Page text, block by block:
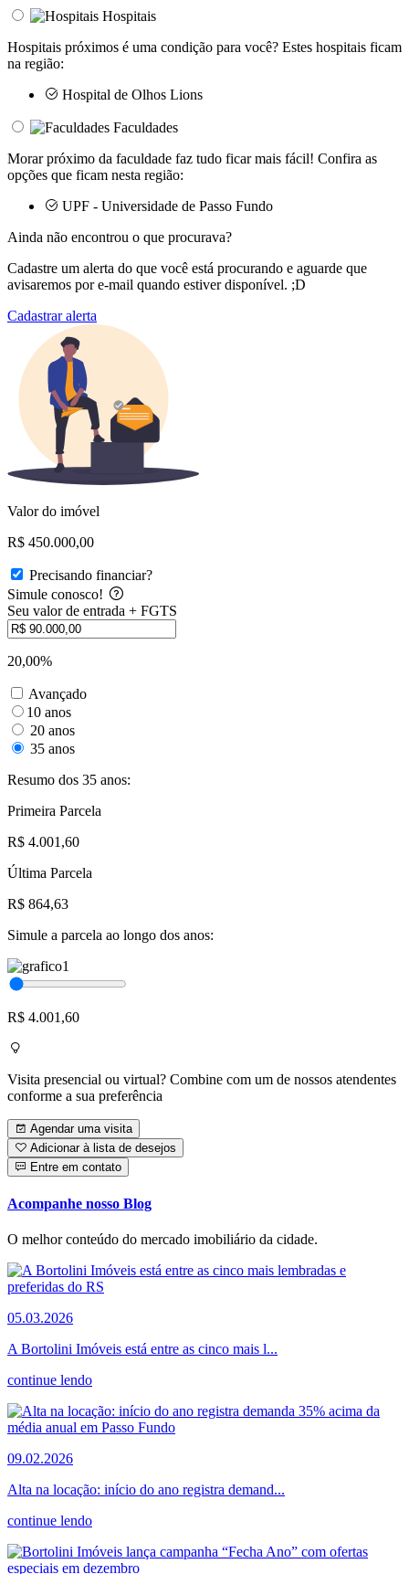
Hospitais
Hospitais próximos é uma condição para você? Estes hospitais ficam
na região:
Hospital de Olhos Lions
Faculdades
Morar próximo da faculdade faz tudo ficar mais fácil! Confira as
opções que ficam nesta região:
UPF - Universidade de Passo Fundo
Ainda não encontrou o que procurava?
Cadastre um alerta do que você está procurando e aguarde que
avisaremos por e-mail quando estiver disponível. ;D
Cadastrar alerta
Valor do imóvel
R$ 450.000,00
Precisando financiar?
Simule conosco!
Seu valor de entrada + FGTS
20,00%
Avançado
10 anos
20 anos
35 anos
Resumo dos 35 anos:
Primeira Parcela
R$ 4.001,60
Última Parcela
R$ 864,63
Simule a parcela ao longo dos anos:
R$ 4.001,60
Visita presencial ou virtual? Combine com um de nossos atendentes
conforme a sua preferência
Agendar uma visita
Adicionar à lista de desejos
Entre em contato
Acompanhe nosso Blog
O melhor conteúdo do mercado imobiliário da cidade.
05.03.2026
A Bortolini Imóveis está entre as cinco mais l...
continue lendo
09.02.2026
Alta na locação: início do ano registra demand...
continue lendo